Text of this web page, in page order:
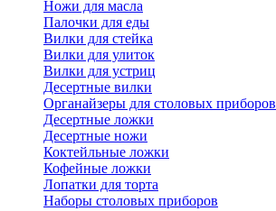
Ножи для масла
Палочки для еды
Вилки для стейка
Вилки для улиток
Вилки для устриц
Десертные вилки
Органайзеры для столовых приборов
Десертные ложки
Десертные ножи
Коктейльные ложки
Кофейные ложки
Лопатки для торта
Наборы столовых приборов